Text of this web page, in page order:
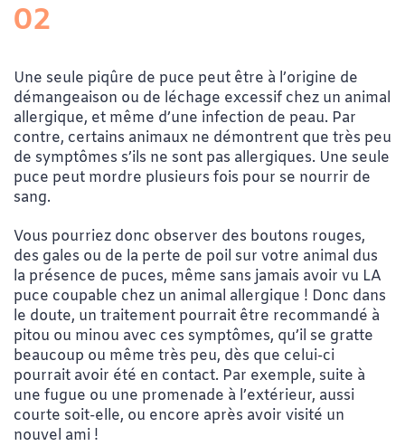
02
Une seule piqûre de puce peut être à l’origine de
démangeaison ou de léchage excessif chez un animal
allergique, et même d’une infection de peau. Par
contre, certains animaux ne démontrent que très peu
de symptômes s’ils ne sont pas allergiques. Une seule
puce peut mordre plusieurs fois pour se nourrir de
sang.
Vous pourriez donc observer des boutons rouges,
des gales ou de la perte de poil sur votre animal dus
la présence de puces, même sans jamais avoir vu LA
puce coupable chez un animal allergique ! Donc dans
le doute, un traitement pourrait être recommandé à
pitou ou minou avec ces symptômes, qu’il se gratte
beaucoup ou même très peu, dès que celui-ci
pourrait avoir été en contact. Par exemple, suite à
une fugue ou une promenade à l’extérieur, aussi
courte soit-elle, ou encore après avoir visité un
nouvel ami !